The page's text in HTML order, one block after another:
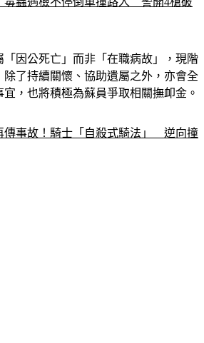
「因公死亡」而非「在職病故」，現階
了持續關懷、協助遺屬之外，亦會全
，也將積極為蘇員爭取相關撫卹金。
傳事故！騎士「自殺式騎法」　逆向撞